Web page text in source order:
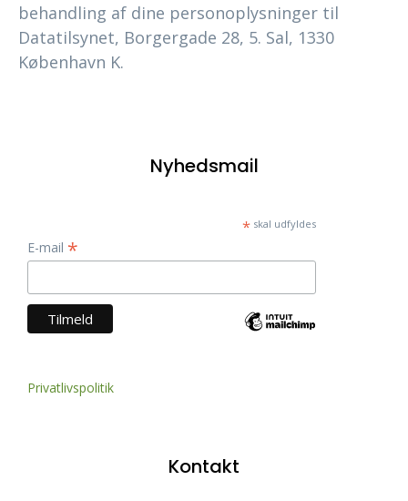
behandling af dine personoplysninger til
Datatilsynet, Borgergade 28, 5. Sal, 1330
København K.
Nyhedsmail
*skal udfyldes
E-mail *
Privatlivspolitik
Kontakt